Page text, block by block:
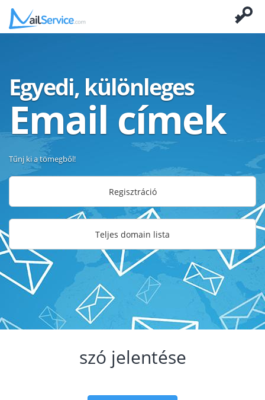
Egyedi, különleges
Email címek
Tűnj ki a tömegből!
Regisztráció
Teljes domain lista
szó jelentése